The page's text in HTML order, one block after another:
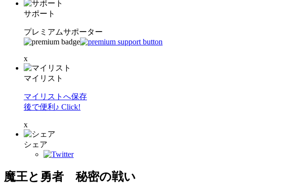
サポート
プレミアムサポーター
x
マイリスト
マイリストへ保存
後で便利♪ Click!
x
シェア
魔王と勇者 秘密の戦い